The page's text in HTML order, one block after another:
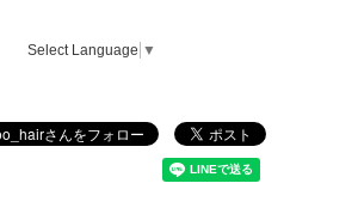
Select Language ▼